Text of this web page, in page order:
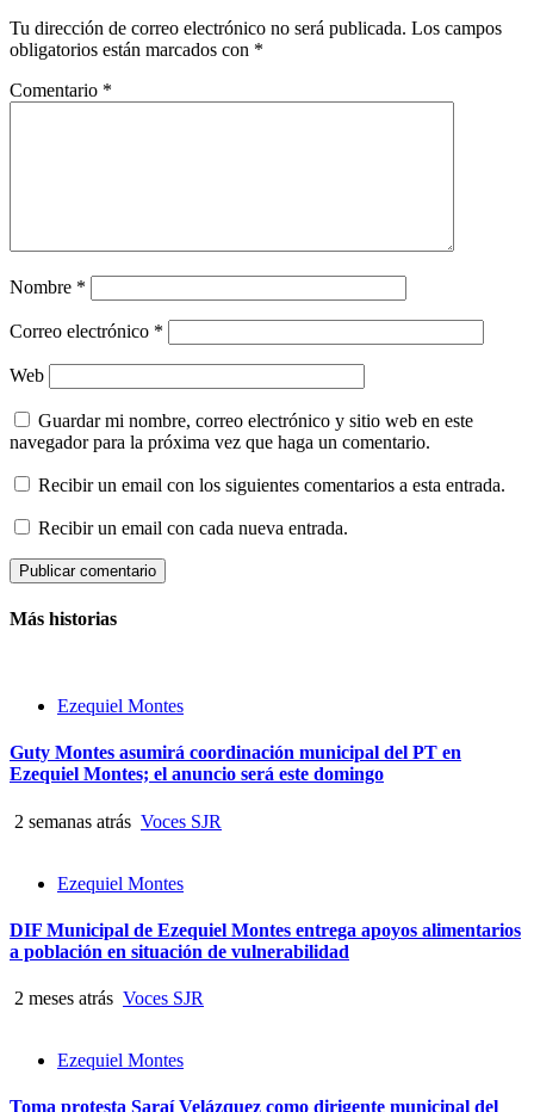
Tu dirección de correo electrónico no será publicada. Los campos
obligatorios están marcados con *
Comentario *
Nombre *
Correo electrónico *
Web
Guardar mi nombre, correo electrónico y sitio web en este
navegador para la próxima vez que haga un comentario.
Recibir un email con los siguientes comentarios a esta entrada.
Recibir un email con cada nueva entrada.
Más historias
Ezequiel Montes
Guty Montes asumirá coordinación municipal del PT en
Ezequiel Montes; el anuncio será este domingo
2 semanas atrás Voces SJR
Ezequiel Montes
DIF Municipal de Ezequiel Montes entrega apoyos alimentarios
a población en situación de vulnerabilidad
2 meses atrás Voces SJR
Ezequiel Montes
Toma protesta Saraí Velázquez como dirigente municipal del